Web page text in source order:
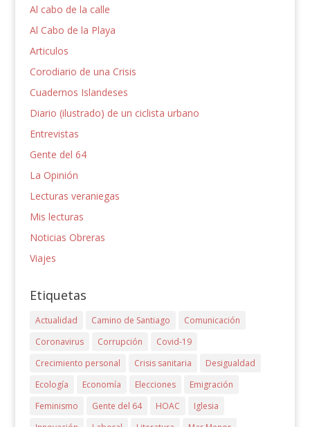
Al cabo de la calle
Al Cabo de la Playa
Articulos
Corodiario de una Crisis
Cuadernos Islandeses
Diario (ilustrado) de un ciclista urbano
Entrevistas
Gente del 64
La Opinión
Lecturas veraniegas
Mis lecturas
Noticias Obreras
Viajes
Etiquetas
Actualidad Camino de Santiago
Comunicación
Coronavirus
Corrupción
Covid-19
Crecimiento personal
Crisis sanitaria
Desigualdad
Ecología
Economía Elecciones
Emigración
Feminismo
Gente del 64 HOAC
Iglesia